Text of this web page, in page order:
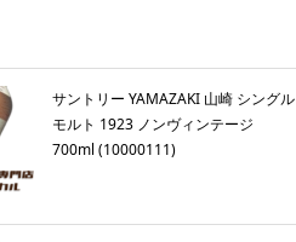
サントリー YAMAZAKI 山崎 シングル
モルト 1923 ノンヴィンテージ
700ml (10000111)